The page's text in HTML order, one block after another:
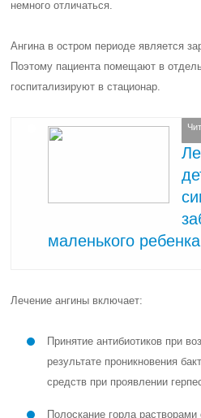
немного отличаться.
Ангина в остром периоде является
Поэтому пациента помещают в
госпитализируют в стационар.
маленького ребенка
Лечение ангины включает:
Принятие антибиотиков при
результате проникновения
средств при проявлении
Полоскание горла